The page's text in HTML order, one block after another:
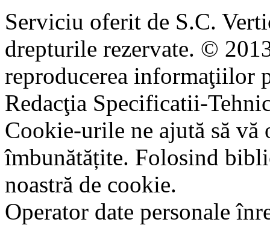
Serviciu oferit de S.C.
drepturile rezervate. ©
reproducerea informaţiilor
Redacţia Specificatii-
Cookie-urile ne ajută să
îmbunătățite. Folosind
noastră de cookie.
Operator date personale